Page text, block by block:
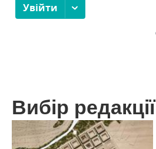
Вибір редакції